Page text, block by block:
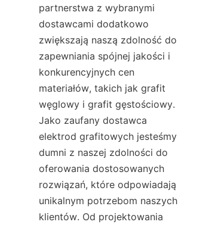
partnerstwa z wybranymi
dostawcami dodatkowo
zwiększają naszą zdolność do
zapewniania spójnej jakości i
konkurencyjnych cen
materiałów, takich jak grafit
węglowy i grafit gęstościowy.
Jako zaufany dostawca
elektrod grafitowych jesteśmy
dumni z naszej zdolności do
oferowania dostosowanych
rozwiązań, które odpowiadają
unikalnym potrzebom naszych
klientów. Od projektowania